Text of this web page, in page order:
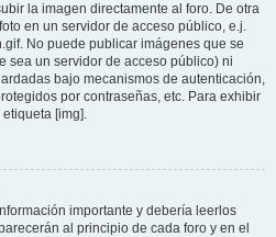
la imagen directamente al foro. De otra
en un servidor de acceso público, e.j.
No puede publicar imágenes que se
sea un servidor de acceso público) ni
bajo mecanismos de autenticación,
por contraseñas, etc. Para exhibir
[img].
importante y debería leerlos
al principio de cada foro y en el